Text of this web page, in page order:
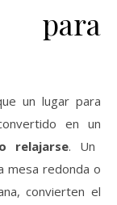
para
un lugar para
en un
relajarse. Un
mesa redonda o
convierten el